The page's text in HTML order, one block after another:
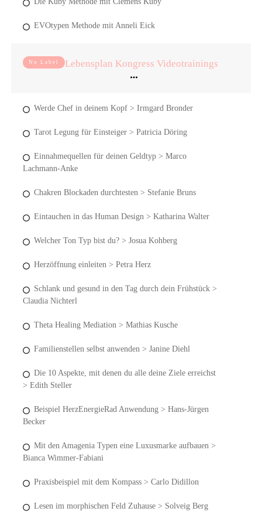
EVOtypen Methode mit Anneli Eick
No Label Lebensplan Kongress Videotrainings
Werde Chef in deinem Kopf > Irmgard Bronder
Tarot Legung für Einsteiger > Patricia Döring
Einnahmequellen für deinen Geldtyp > Marco
Lachmann-Anke
Chakren Blockaden durchtesten > Stefanie Bruns
Eintauchen in das Human Design > Katharina Walter
Welcher Ton Typ bist du? > Josua Kohberg
Herzöffnung einleiten > Petra Herz
Schlank und gesund in den Tag durch dein Frühstück >
Claudia Nichterl
Theta Healing Mediation > Mathias Kusche
Familienstellen selbst anwenden > Janine Diehl
Die 10 Aspekte, mit denen du alle deine Ziele erreichst
> Edith Steller
Beispiel HerzEnergieRad Anwendung > Hans-Jürgen
Becker
Mit den Amagenia Typen eine Luxusmarke aufbauen >
Bianca Wimmer-Fabiani
Praxisbeispiel mit dem Kompass > Carlo Didillon
Lesen im morphischen Feld Zuhause > Solveig Berg